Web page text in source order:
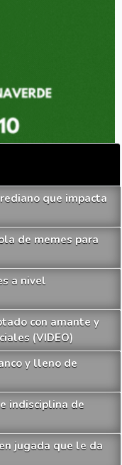
que impacta
de memes para
a nivel
con amante y
(VIDEO)
y lleno de
indisciplina de
jugada que le da